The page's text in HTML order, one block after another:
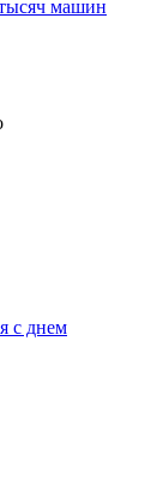
машин
с днем